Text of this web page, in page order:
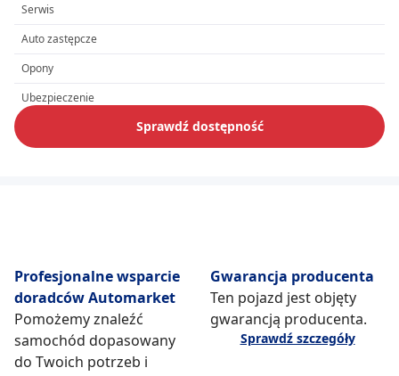
Serwis
Auto zastępcze
Opony
Ubezpieczenie
Sprawdź dostępność
Profesjonalne wsparcie
doradców Automarket
Pomożemy znaleźć
samochód dopasowany
do Twoich potrzeb i
Gwarancja producenta
Ten pojazd jest objęty
gwarancją producenta.
Sprawdź szczegóły